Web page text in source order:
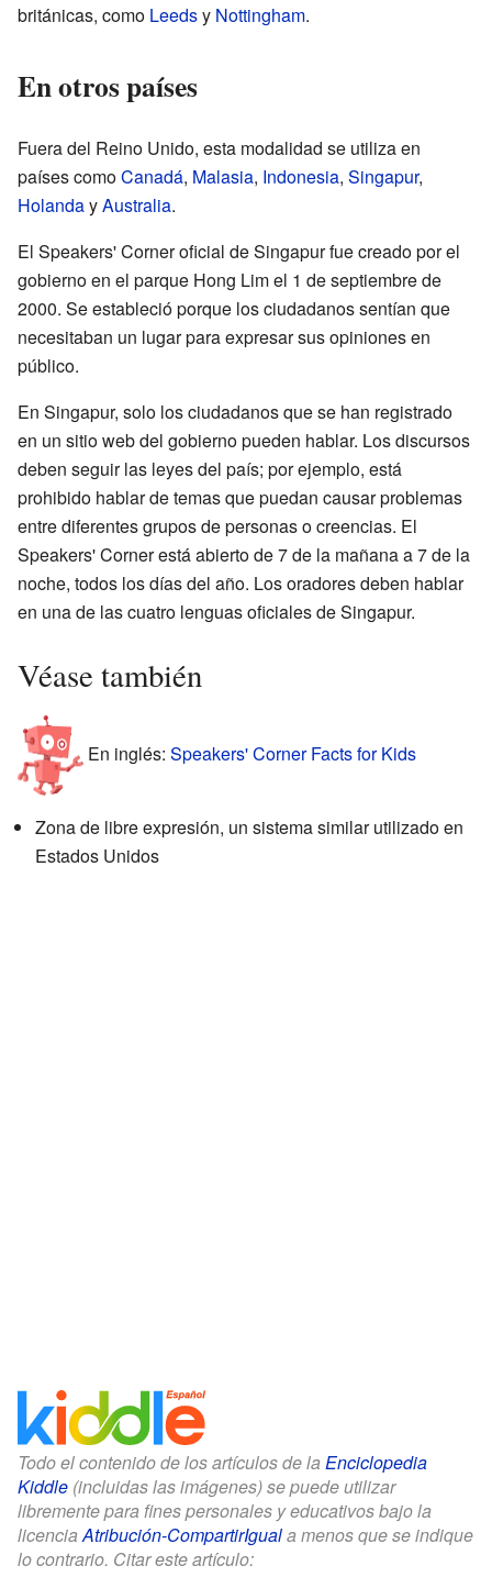
británicas, como Leedsy Nottingham.
En otros países
Fuera del Reino Unido, esta modalidad se utiliza en
países comoCanadá, Malasia, Indonesia, Singapur,
HolandayAustralia.
El Speakers' Corner oficial de Singapur fue creado por el
gobierno en el parque Hong Lim el 1 de septiembre de
2000. Se estableció porque los ciudadanos sentían que
necesitaban un lugar para expresar sus opiniones en
público.
En Singapur, solo los ciudadanos que se han registrado
en un sitio web del gobierno pueden hablar. Los discursos
deben seguir las leyes del país; por ejemplo, está
prohibido hablar de temas que puedan causar problemas
entre diferentes grupos de personas o creencias. El
Speakers' Corner está abierto de 7 de la mañana a 7 de la
noche, todos los días del año. Los oradores deben hablar
en una de las cuatro lenguas oficiales de Singapur.
Véase también
En inglés: Speakers' Corner Facts for Kids
Zona de libre expresión, un sistema similar utilizado en
Estados Unidos
Todo el contenido de los artículos de la Enciclopedia
Kiddle (incluidas las imágenes) se puede utilizar
libremente para fines personales y educativos bajo la
licenciaAtribución-CompartirIguala menos que se indique
lo contrario. Citar este artículo: